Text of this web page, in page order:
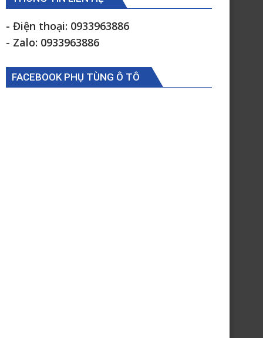
- Điện thoại: 0933963886
- Zalo: 0933963886
FACEBOOK PHỤ TÙNG Ô TÔ